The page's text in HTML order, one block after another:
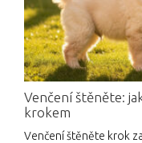
Venčení štěněte:
krokem
Venčení štěněte krok